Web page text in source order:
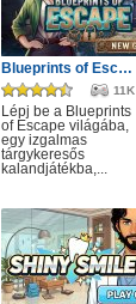
Blueprints of Escape
11K
Lépj be a Blueprints
of Escape világába,
egy izgalmas
tárgykeresős
kalandjátékba,...